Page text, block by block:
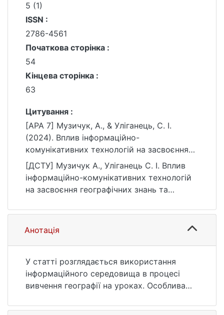
5 (1)
ISSN :
2786-4561
Початкова сторінка :
54
Кінцева сторінка :
63
Цитування :
[APA 7] Музичук, А., & Уліганець, С. І.
(2024). Вплив інформаційно-
комунікативних технологій на засвоєння
географічних знань та активність учнів на
уроках географії. Конструктивна географія
та раціональне використання природних
ресурсів, (5 (1)), 54–63.
https://doi.org/10.17721/2786-
[ДСТУ] Музичук А., Уліганець С. І. Вплив
інформаційно-комунікативних технологій
на засвоєння географічних знань та
Конструктивна географія та раціональне
використання природних ресурсів. 2024.
№ 5 (1). С. 54—63. URL:
4561.2024.5.1.-7/12 (дата звернення:
25.07.2026).
Анотація
У статті розглядається використання
інформаційного середовища в процесі
вивчення географії на уроках. Особлива
інформаційно-комунікаційних технологій